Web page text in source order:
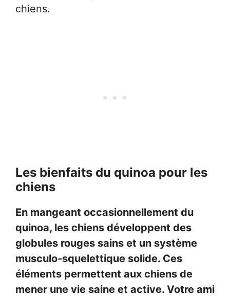
chiens.
Les bienfaits du quinoa pour les
chiens
En mangeant occasionnellement du
quinoa, les chiens développent des
globules rouges sains et un système
musculo-squelettique solide. Ces
éléments permettent aux chiens de
mener une vie saine et active. Votre ami